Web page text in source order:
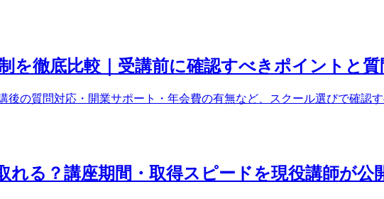
を徹底比較｜受講前に確認すべきポイントと質
の質問対応・開業サポート・年会費の有無など、スクール選びで確認
れる？講座期間・取得スピードを現役講師が公